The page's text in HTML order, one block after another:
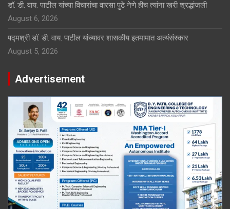
डॉ. डी. वाय. पाटील यांच्या विचारांचा वारसा पुढे नेणे हीच त्यांना खरी श्रद्धांजली
August 6, 2026
पद्मश्री डॉ. डी. वाय. पाटील यांच्यावर शासकीय इतमामात अत्यंसंस्कार
August 5, 2026
Advertisement